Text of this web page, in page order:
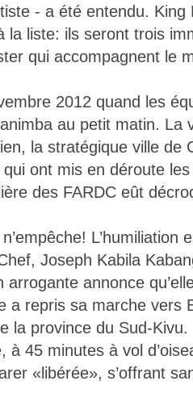
- a été entendu. King
la liste: ils seront trois
qui accompagnent le
2012 quand les
au petit matin. La
la stratégique ville de
ont mis en déroute
des FARDC eût
L’humiliation
Joseph Kabila
arrogante annonce
a repris sa marche vers
la province du Sud-
à 45 minutes à vol
«libérée», s’offrant